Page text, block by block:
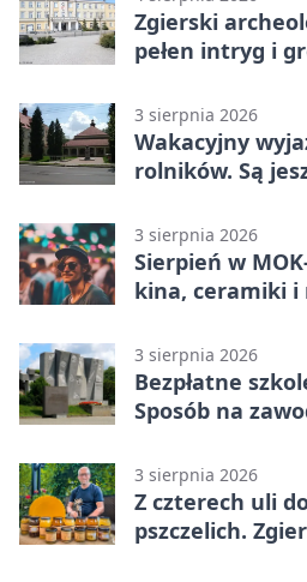
Zgierski
pełen intryg i
3 sierpnia 2026
Wakacyjny
rolników. Są
3 sierpnia 2026
Sierpień w
kina, ceramiki
3 sierpnia 2026
Bezpłatne
Sposób na
3 sierpnia 2026
Z czterech uli
pszczelich.